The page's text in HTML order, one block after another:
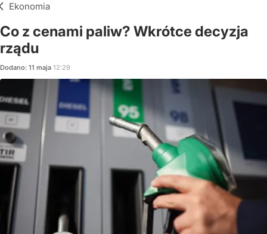
Ekonomia
Co z cenami paliw? Wkrótce decyzja
rządu
Dodano: 11 maja 12:29